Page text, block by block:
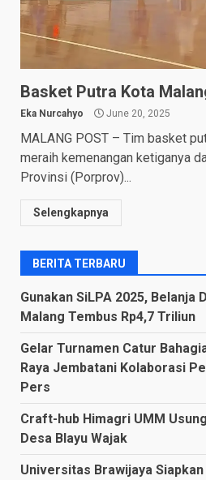
Basket Putra Kota
Eka Nurcahyo June 20, 2025
MALANG POST – Tim basket
meraih kemenangan ketiganya
Provinsi (Porprov)...
Selengkapnya
BERITA TERBARU
Gunakan SiLPA 2025, Belanja
Malang Tembus Rp4,7 Triliun
Gelar Turnamen Catur
Raya Jembatani Kolaborasi
Pers
Craft-hub Himagri UMM
Desa Blayu Wajak
Universitas Brawijaya